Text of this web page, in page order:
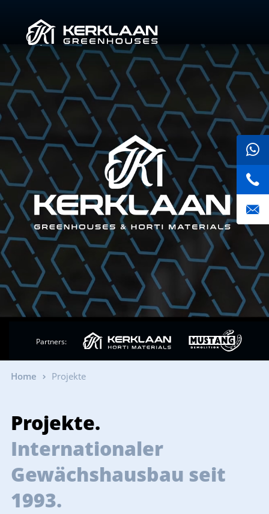
Partners:
Home Projekte
Projekte.
Internationaler
Gewächshausbau seit
1993.